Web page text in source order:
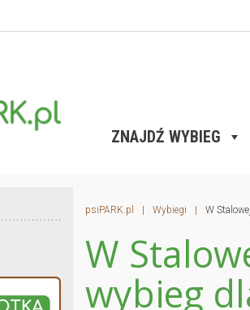
ZNAJDŹ WYBIEG
psiPARK.pl Wybiegi W
W
wybieg